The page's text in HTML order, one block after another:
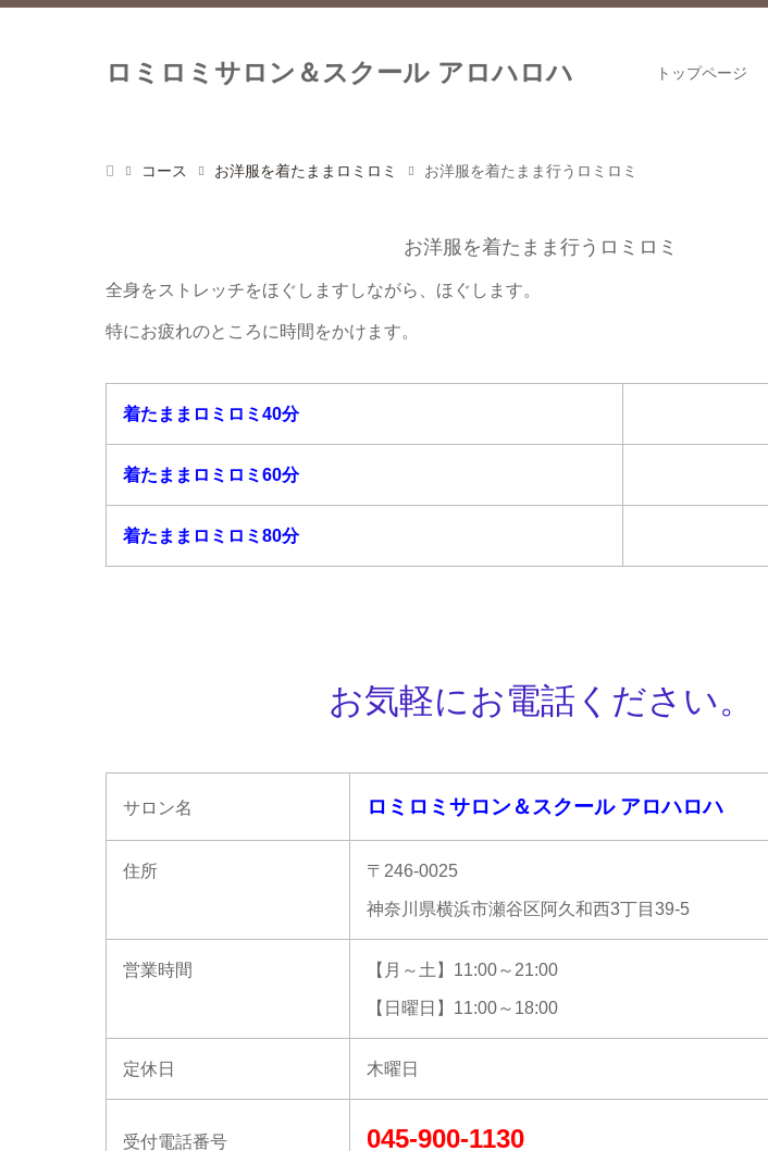
ロミロミサロン＆スクール アロハロハ トップページ
コース お洋服を着たままロミロミ お洋服を着たまま行うロミロミ
お洋服を着たまま行うロミロミ
全身をストレッチをほぐしますしながら、ほぐします。
特にお疲れのところに時間をかけます。
着たままロミロミ40分
着たままロミロミ60分
着たままロミロミ80分
お気軽にお電話ください。
サロン名 ロミロミサロン＆スクール アロハロハ
住所 〒246-0025
神奈川県横浜市瀬谷区阿久和西3丁目39-5
営業時間 【月～土】11:00～21:00
【日曜日】11:00～18:00
定休日 木曜日
受付電話番号 045-900-1130